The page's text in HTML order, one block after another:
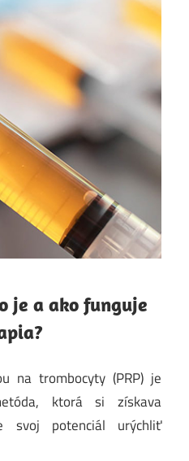
je a ako funguje
na trombocyty (PRP) je
ktorá si získava
svoj potenciál urýchliť